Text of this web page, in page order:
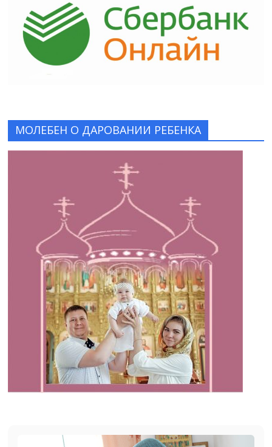
МОЛЕБЕН О ДАРОВАНИИ РЕБЕНКА